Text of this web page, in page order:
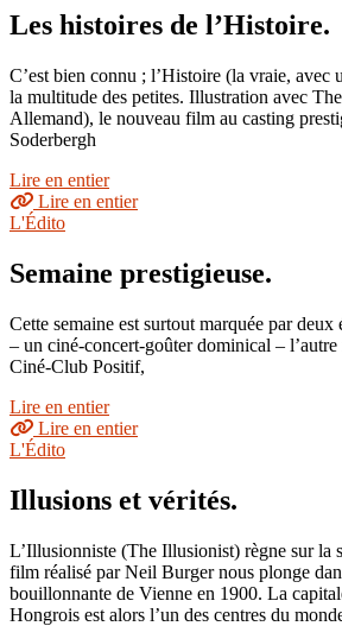
Les histoires de l’Histoire.
C’est bien connu ; l’Histoire (la vraie, avec
la multitude des petites. Illustration avec
Allemand), le nouveau film au casting
Soderbergh
Lire en entier
Lire en entier
L'Édito
Semaine prestigieuse.
Cette semaine est surtout marquée par deux
– un ciné-concert-goûter dominical –
Ciné-Club Positif,
Lire en entier
Lire en entier
L'Édito
Illusions et vérités.
L’Illusionniste (The Illusionist) règne sur la
film réalisé par Neil Burger nous plonge
bouillonnante de Vienne en 1900. La
Hongrois est alors l’un des centres du